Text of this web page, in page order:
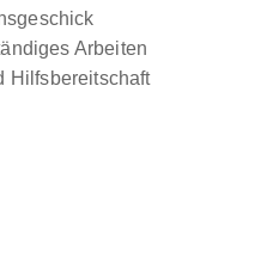
Arbeiten
Hilfsbereitschaft